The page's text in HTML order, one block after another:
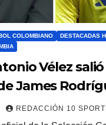
COLOMBIANO
DESTACADAS
Vélez
James
REDACCIÓN 10